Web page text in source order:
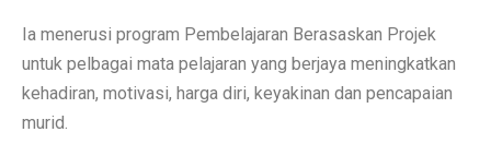
Ia menerusi program Pembelajaran Berasaskan Projek
untuk pelbagai mata pelajaran yang berjaya meningkatkan
kehadiran, motivasi, harga diri, keyakinan dan pencapaian
murid.